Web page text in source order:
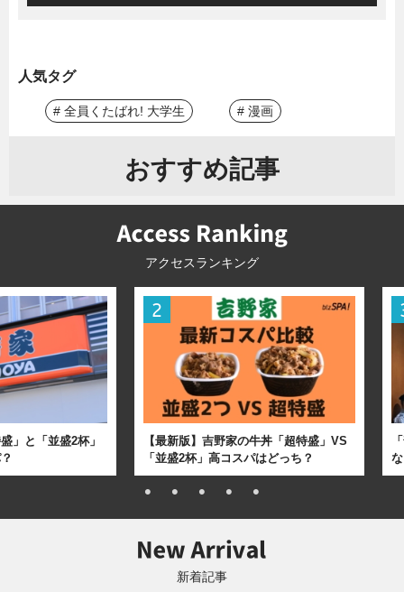
人気タグ
# 全員くたばれ! 大学生 # 漫画
おすすめ記事
アクセスランキング
」と「並盛2杯」
【最新版】吉野家の牛丼「超特盛」VS
「並盛2杯」高コスパはどっち？
新着記事